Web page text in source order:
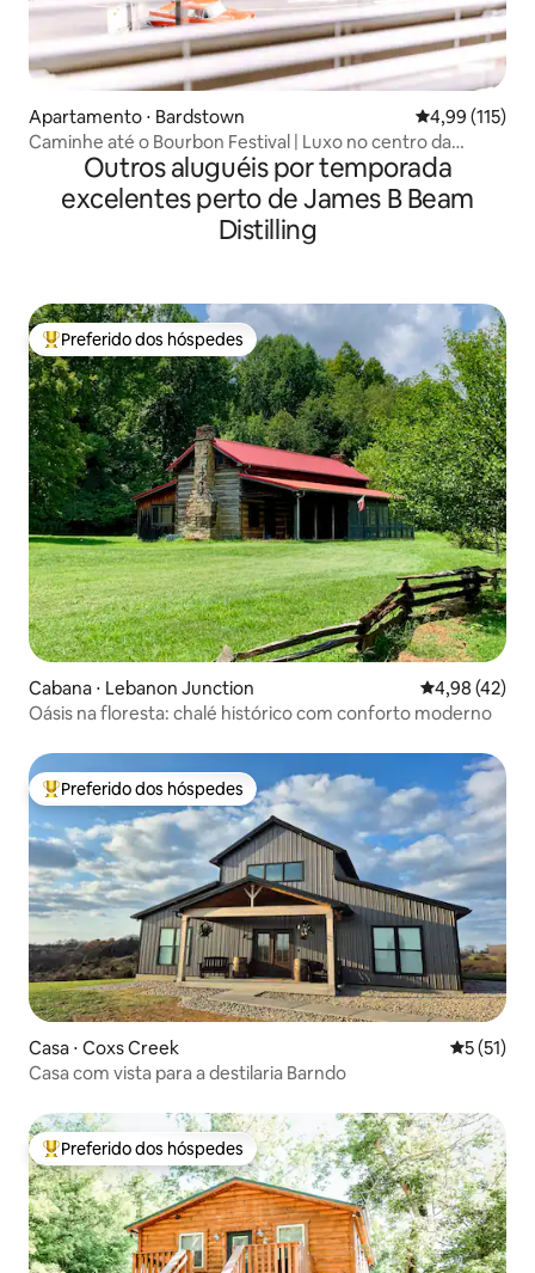
Apartamento ⋅ Bardstown 4,99 de uma
4,99 (115)
Caminhe até o Bourbon Festival | Luxo no centro da
Outros aluguéis por temporada
excelentes perto de James B Beam
Distilling
Entre os melhores preferidos dos hóspedes
Preferido dos hóspedes
Cabana ⋅ Lebanon Junction 4,98 de uma
4,98 (42)
Oásis na floresta: chalé histórico com conforto moderno
Entre os melhores preferidos dos hóspedes
Preferido dos hóspedes
Casa ⋅ Coxs Creek 5 de uma
5 (51)
Casa com vista para a destilaria Barndo
Entre os melhores preferidos dos hóspedes
Preferido dos hóspedes